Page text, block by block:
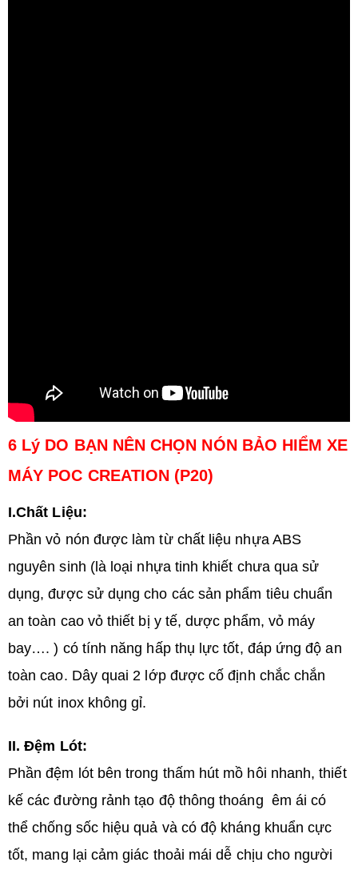
6 Lý DO BẠN NÊN CHỌN NÓN BẢO HIỂM XE
MÁY POC CREATION (P20)
I.Chất Liệu:
Phần vỏ nón được làm từ chất liệu nhựa ABS
nguyên sinh (là loại nhựa tinh khiết chưa qua sử
dụng, được sử dụng cho các sản phẩm tiêu chuẩn
an toàn cao vỏ thiết bị y tế, dược phẩm, vỏ máy
bay…. ) có tính năng hấp thụ lực tốt, đáp ứng độ an
toàn cao. Dây quai 2 lớp được cố định chắc chắn
bởi nút inox không gỉ.
II. Đệm Lót:
Phần đệm lót bên trong thấm hút mồ hôi nhanh, thiết
kế các đường rảnh tạo độ thông thoáng êm ái có
thể chống sốc hiệu quả và có độ kháng khuẩn cực
tốt, mang lại cảm giác thoải mái dễ chịu cho người